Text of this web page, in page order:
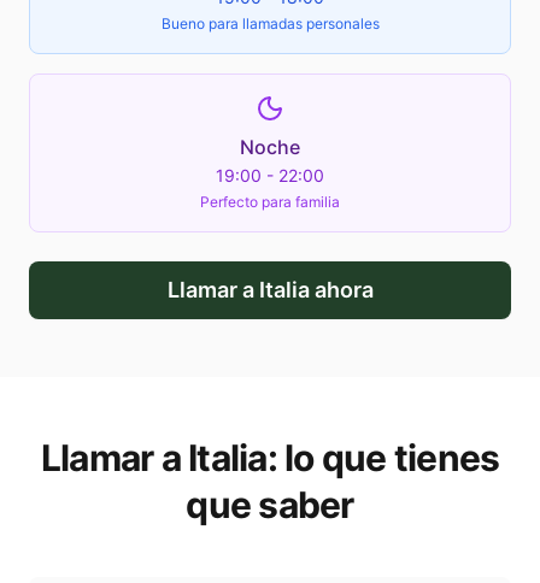
Bueno para llamadas personales
Noche
19:00 - 22:00
Perfecto para familia
Llamar a Italiaahora
Llamar aItalia: lo que tienes
que saber